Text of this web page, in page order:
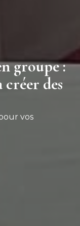
groupe :
créer des
vos